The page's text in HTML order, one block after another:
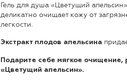
Гель для душа «Цветущий
деликатно очищает кожу от
легкости.
Экстракт плодов апельсина
Подарите себе мягкое
«Цветущий апельсин».